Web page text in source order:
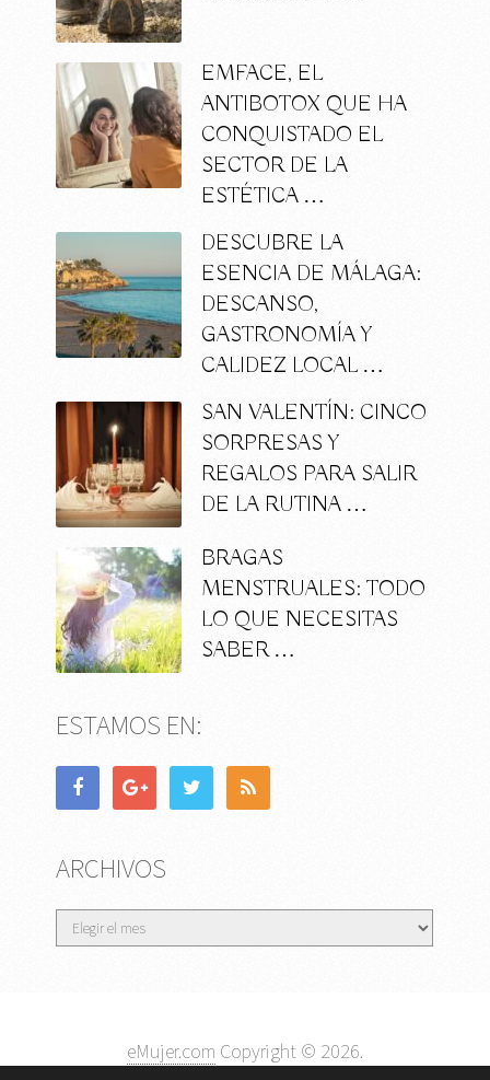
EMFACE, EL
ANTIBOTOX QUE HA
CONQUISTADO EL
SECTOR DE LA
ESTÉTICA …
DESCUBRE LA
ESENCIA DE MÁLAGA:
DESCANSO,
GASTRONOMÍA Y
CALIDEZ LOCAL …
SAN VALENTÍN: CINCO
SORPRESAS Y
REGALOS PARA SALIR
DE LA RUTINA …
BRAGAS
MENSTRUALES: TODO
LO QUE NECESITAS
SABER …
ESTAMOS EN:
ARCHIVOS
Archivos
eMujer.com Copyright © 2026.